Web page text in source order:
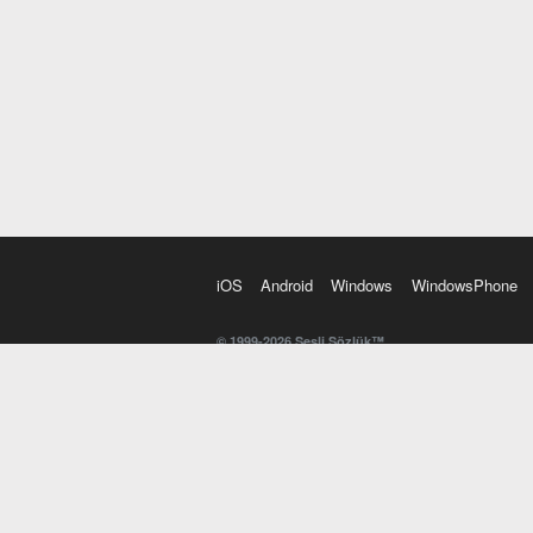
iOS Android Windows WindowsPhone
© 1999-2026 Sesli Sözlük™